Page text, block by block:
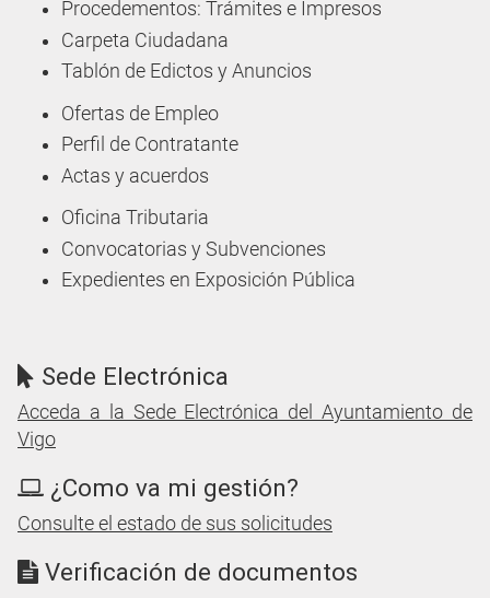
Procedementos: Trámites e Impresos
Carpeta Ciudadana
Tablón de Edictos y Anuncios
Ofertas de Empleo
Perfil de Contratante
Actas y acuerdos
Oficina Tributaria
Convocatorias y Subvenciones
Expedientes en Exposición Pública
Sede Electrónica
Acceda a la Sede Electrónica del Ayuntamiento de
Vigo
¿Como va mi gestión?
Consulte el estado de sus solicitudes
Verificación de documentos